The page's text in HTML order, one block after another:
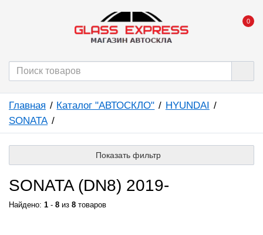
0
Главная Каталог "АВТОСКЛО"
HYUNDAI
SONATA
Показать фильтр
SONATA (DN8) 2019-
Найдено: 1 - 8 из 8 товаров